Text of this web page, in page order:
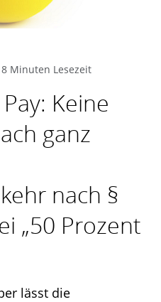
8 Minuten Lesezeit
Keine
ganz
nach §
„50 Prozent
lässt die